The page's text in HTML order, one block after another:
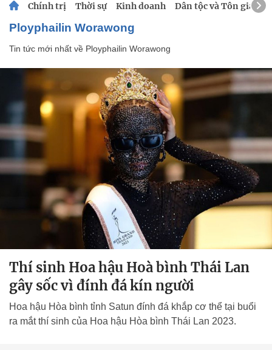
Chính trị Thời sự Kinh doanh Dân tộc và Tôn giáo
Ployphailin Worawong
Tin tức mới nhất về Ployphailin Worawong
Thí sinh Hoa hậu Hoà bình Thái Lan
gây sốc vì đính đá kín người
Hoa hậu Hòa bình tỉnh Satun đính đá khắp cơ thể tại buổi
ra mắt thí sinh của Hoa hậu Hòa bình Thái Lan 2023.